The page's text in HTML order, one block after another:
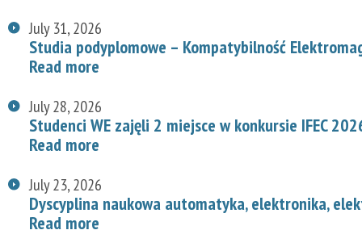
July 31, 2026
Studia podyplomowe – Kompatybilność
Read more
July 28, 2026
Studenci WE zajęli 2 miejsce w konkursie IFEC
Read more
July 23, 2026
Dyscyplina naukowa automatyka, elektronika,
Read more